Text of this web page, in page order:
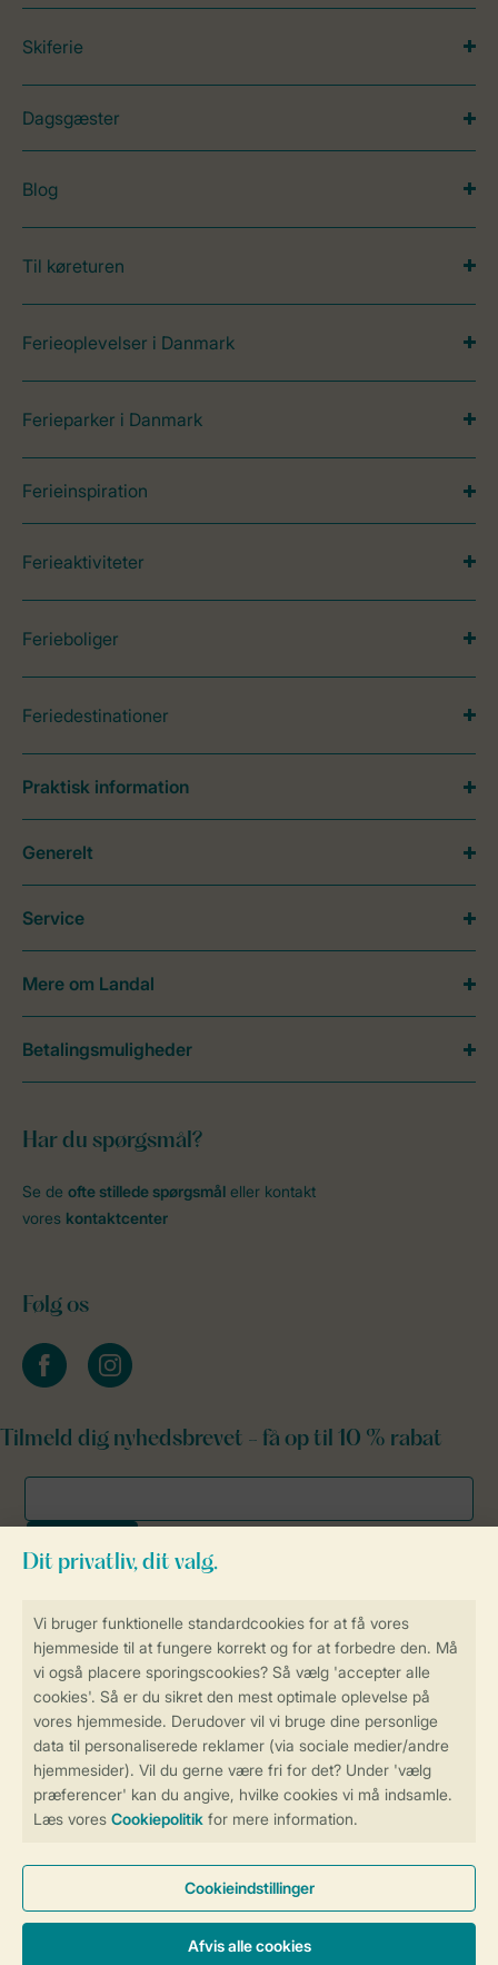
Få en personligt tilpasset oplevelse
på Landal.dk
Sikker og hurtig online booking
Sikker datahåndtering
Skiferie
Dagsgæster
Blog
Til køreturen
Ferieoplevelser i Danmark
Ferieparker i Danmark
Ferieinspiration
Ferieaktiviteter
Ferieboliger
Feriedestinationer
Har du spørgsmål?
Se de ofte stillede spørgsmål eller kontakt
vores kontaktcenter
Følg os
facebookinstagram
Tilmeld dig nyhedsbrevet - få op til 10 % rabat
Praktisk information
Generelt
Service
Mere om Landal
Betalingsmuligheder